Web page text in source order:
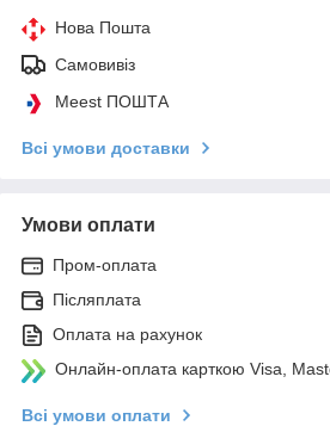
Нова Пошта
Самовивіз
Meest ПОШТА
Всі умови доставки
Умови оплати
Пром-оплата
Післяплата
Оплата на рахунок
Онлайн-оплата карткою Visa,
Всі умови оплати